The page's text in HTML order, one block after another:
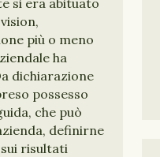
si era abituato
più o meno
ha
dichiarazione
possesso
che può
definirne
risultati